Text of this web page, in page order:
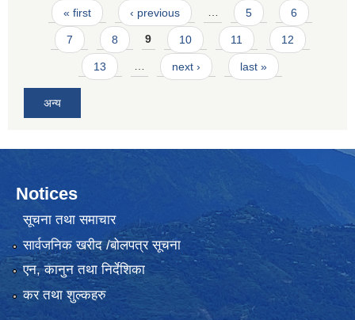
Pages
« first ‹ previous … 5 6
7 8 9 10 11 12
13 … next › last »
अन्य
Notices
सूचना तथा समाचार
सार्वजनिक खरीद /बोलपत्र सूचना
एन, कानुन तथा निर्देशिका
कर तथा शुल्कहरु